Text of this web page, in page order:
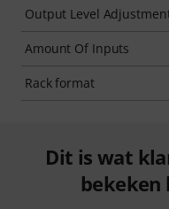
Output Level
Amount Of Inputs
Rack format
Dit is wat
bekeken